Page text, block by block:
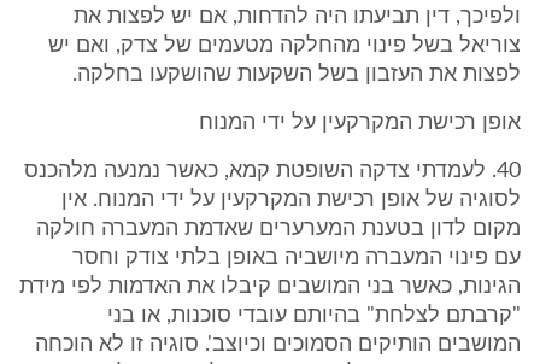
ולפיכך, דין תביעתו היה להדחות, אם יש לפצות את
צוריאל בשל פינוי מהחלקה מטעמים של צדק, ואם יש
לפצות את העזבון בשל השקעות שהושקעו בחלקה.
אופן רכישת המקרקעין על ידי המנוח
40. לעמדתי צדקה השופטת קמא, כאשר נמנעה מלהכנס
לסוגיה של אופן רכישת המקרקעין על ידי המנוח. אין
מקום לדון בטענת המערערים שאדמת המעברה חולקה
עם פינוי המעברה מיושביה באופן בלתי צודק וחסר
הגינות, כאשר בני המושבים קיבלו את האדמות לפי מידת
"קרבתם לצלחת" בהיותם עובדי סוכנות, או בני
המושבים הותיקים הסמוכים וכיוצב'. סוגיה זו לא הוכחה